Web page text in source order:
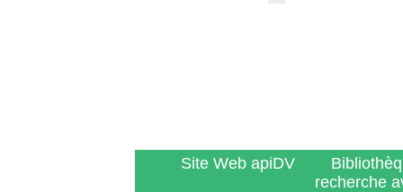
Site Web apiDV
recherche